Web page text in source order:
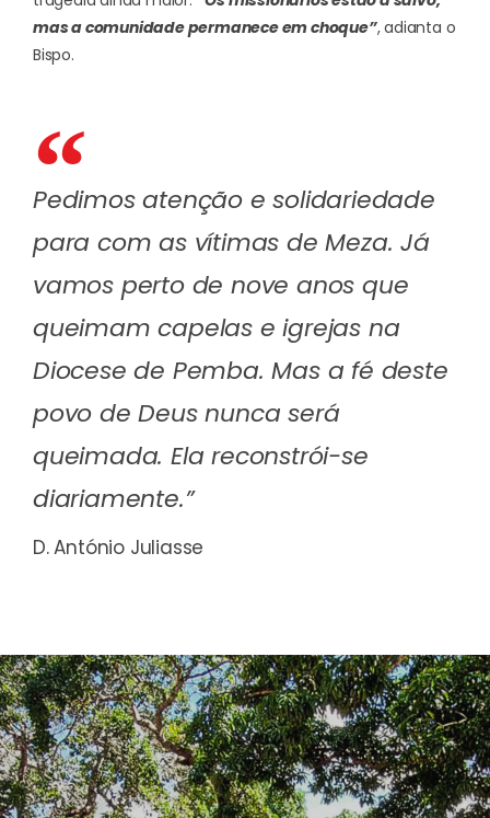
mas a comunidade permanece em choque”, adianta o
Bispo.
Pedimos atenção e solidariedade
para com as vítimas de Meza. Já
vamos perto de nove anos que
queimam capelas e igrejas na
Diocese de Pemba. Mas a fé deste
povo de Deus nunca será
queimada. Ela reconstrói-se
diariamente.”
D. António Juliasse